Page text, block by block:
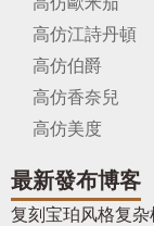
高仿江詩丹頓
高仿伯爵
高仿香奈兒
高仿美度
最新發布博客
复刻宝珀风格复